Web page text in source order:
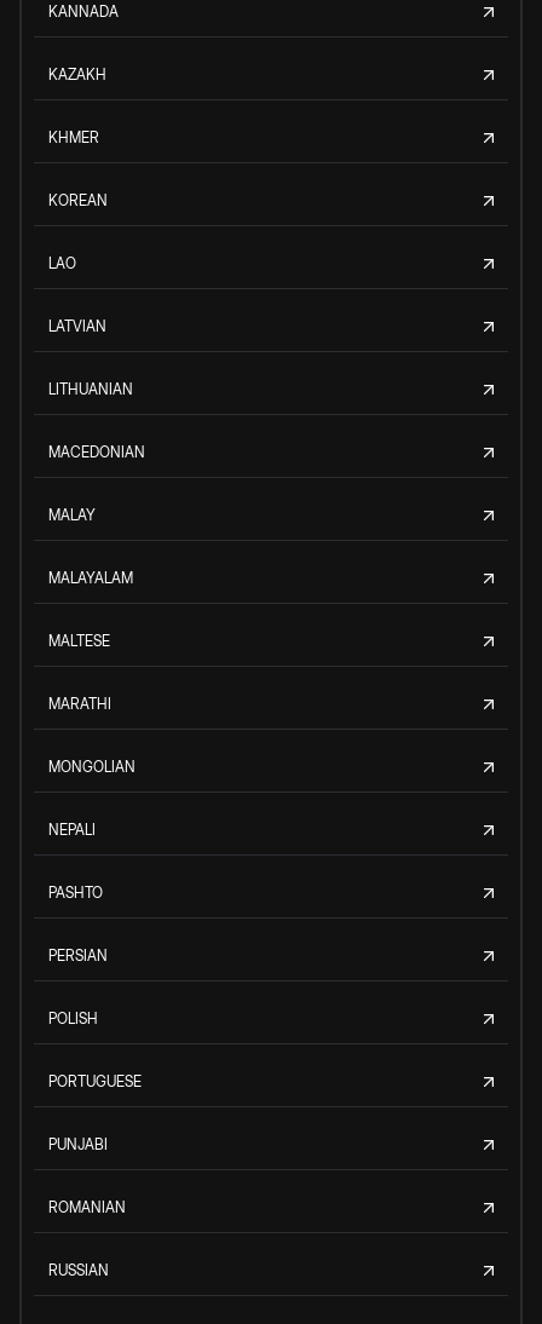
KANNADA
KAZAKH
KHMER
KOREAN
LAO
LATVIAN
LITHUANIAN
MACEDONIAN
MALAY
MALAYALAM
MALTESE
MARATHI
MONGOLIAN
NEPALI
PASHTO
PERSIAN
POLISH
PORTUGUESE
PUNJABI
ROMANIAN
RUSSIAN